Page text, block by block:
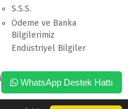
S.S.S.
Ödeme ve Banka
Bilgilerimiz
Endüstriyel Bilgiler
Bilgi İşlem Ltd. Şti.
WhatsApp Destek Hattı